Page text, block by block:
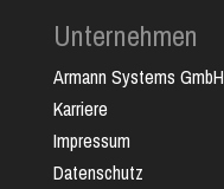
Unternehmen
Armann Systems GmbH
Karriere
Impressum
Datenschutz